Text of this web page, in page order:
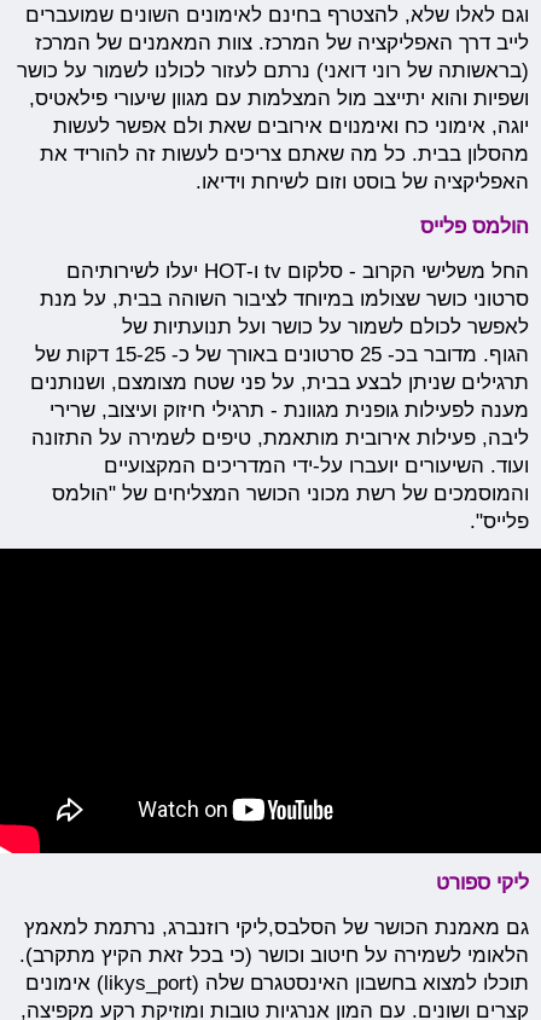
וגם לאלו שלא, להצטרף בחינם לאימונים השונים שמועברים
לייב דרך האפליקציה של המרכז. צוות המאמנים של המרכז
(בראשותה של רוני דואני) נרתם לעזור לכולנו לשמור על כושר
ושפיות והוא יתייצב מול המצלמות עם מגוון שיעורי פילאטיס,
יוגה, אימוני כח ואימנוים אירובים שאת ולם אפשר לעשות
מהסלון בבית. כל מה שאתם צריכים לעשות זה להוריד את
האפליקציה של בוסט וזום לשיחת וידיאו.
הולמס פלייס
החל משלישי הקרוב - סלקום tv ו-HOT יעלו לשירותיהם
סרטוני כושר שצולמו במיוחד לציבור השוהה בבית, על מנת
לאפשר לכולם לשמור על כושר ועל תנועתיות של
הגוף. מדובר בכ- 25 סרטונים באורך של כ- 15-25 דקות של
תרגילים שניתן לבצע בבית, על פני שטח מצומצם, ושנותנים
מענה לפעילות גופנית מגוונת - תרגילי חיזוק ועיצוב, שרירי
ליבה, פעילות אירובית מותאמת, טיפים לשמירה על התזונה
ועוד. השיעורים יועברו על-ידי המדריכים המקצועיים
והמוסמכים של רשת מכוני הכושר המצליחים של "הולמס
פלייס".
ליקי ספורט
גם מאמנת הכושר של הסלבס,ליקי רוזנברג, נרתמת למאמץ
הלאומי לשמירה על חיטוב וכושר (כי בכל זאת הקיץ מתקרב).
תוכלו למצוא בחשבון האינסטגרם שלה (likys_port) אימונים
קצרים ושונים. עם המון אנרגיות טובות ומוזיקת רקע מקפיצה,